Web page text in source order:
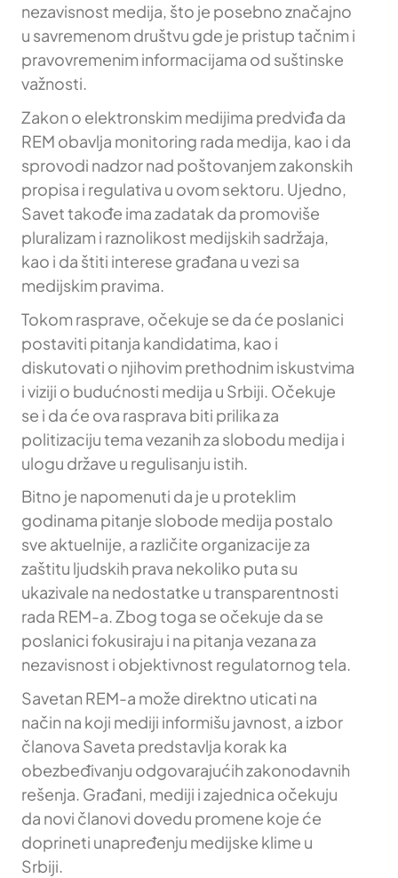
nezavisnost medija, što je posebno značajno
u savremenom društvu gde je pristup tačnim i
pravovremenim informacijama od suštinske
važnosti.
Zakon o elektronskim medijima predviđa da
REM obavlja monitoring rada medija, kao i da
sprovodi nadzor nad poštovanjem zakonskih
propisa i regulativa u ovom sektoru. Ujedno,
Savet takođe ima zadatak da promoviše
pluralizam i raznolikost medijskih sadržaja,
kao i da štiti interese građana u vezi sa
medijskim pravima.
Tokom rasprave, očekuje se da će poslanici
postaviti pitanja kandidatima, kao i
diskutovati o njihovim prethodnim iskustvima
i viziji o budućnosti medija u Srbiji. Očekuje
se i da će ova rasprava biti prilika za
politizaciju tema vezanih za slobodu medija i
ulogu države u regulisanju istih.
Bitno je napomenuti da je u proteklim
godinama pitanje slobode medija postalo
sve aktuelnije, a različite organizacije za
zaštitu ljudskih prava nekoliko puta su
ukazivale na nedostatke u transparentnosti
rada REM-a. Zbog toga se očekuje da se
poslanici fokusiraju i na pitanja vezana za
nezavisnost i objektivnost regulatornog tela.
Savetan REM-a može direktno uticati na
način na koji mediji informišu javnost, a izbor
članova Saveta predstavlja korak ka
obezbeđivanju odgovarajućih zakonodavnih
rešenja. Građani, mediji i zajednica očekuju
da novi članovi dovedu promene koje će
doprineti unapređenju medijske klime u
Srbiji.